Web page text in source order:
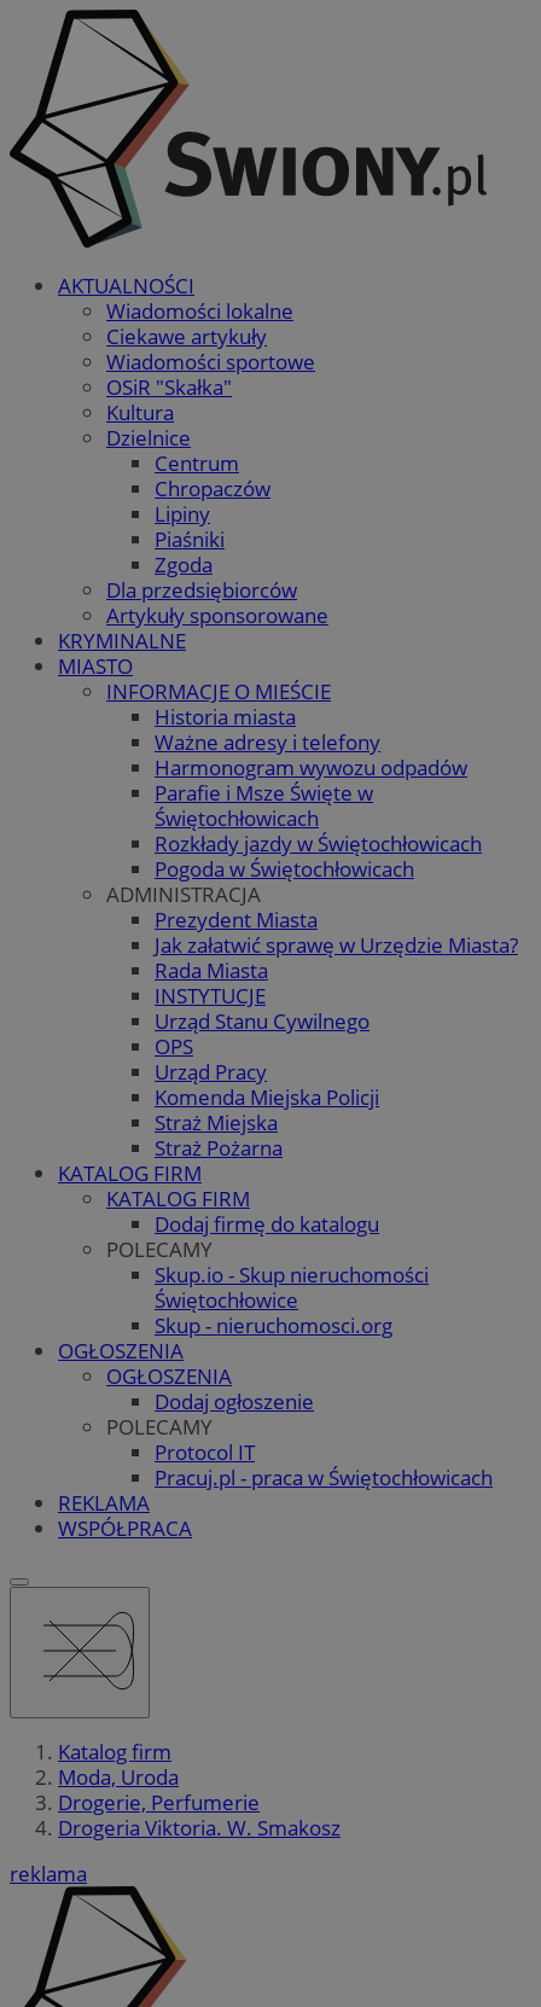
AKTUALNOŚCI
Wiadomości lokalne
Ciekawe artykuły
Wiadomości sportowe
OSiR "Skałka"
Kultura
Dzielnice
Centrum
Chropaczów
Lipiny
Piaśniki
Zgoda
Dla przedsiębiorców
Artykuły sponsorowane
KRYMINALNE
MIASTO
INFORMACJE O MIEŚCIE
Historia miasta
Ważne adresy i telefony
Harmonogram wywozu odpadów
Parafie i Msze Święte w
Świętochłowicach
Rozkłady jazdy w Świętochłowicach
Pogoda w Świętochłowicach
ADMINISTRACJA
Prezydent Miasta
Jak załatwić sprawę w Urzędzie Miasta?
Rada Miasta
INSTYTUCJE
Urząd Stanu Cywilnego
OPS
Urząd Pracy
Komenda Miejska Policji
Straż Miejska
Straż Pożarna
KATALOG FIRM
KATALOG FIRM
Dodaj firmę do katalogu
POLECAMY
Skup.io - Skup nieruchomości
Świętochłowice
Skup - nieruchomosci.org
OGŁOSZENIA
OGŁOSZENIA
Dodaj ogłoszenie
POLECAMY
Protocol IT
Pracuj.pl - praca w Świętochłowicach
REKLAMA
WSPÓŁPRACA
Katalog firm
Moda, Uroda
Drogerie, Perfumerie
Drogeria Viktoria. W. Smakosz
reklama